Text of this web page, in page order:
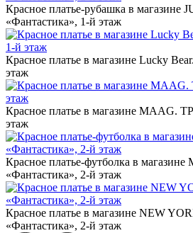
Красное платье-рубашка в магазине
«Фантастика», 1-й этаж
Красное платье в магазине Lucky
этаж
Красное платье в магазине MAAG.
этаж
Красное платье-футболка в
«Фантастика», 2-й этаж
Красное платье в магазине NEW
«Фантастика», 2-й этаж